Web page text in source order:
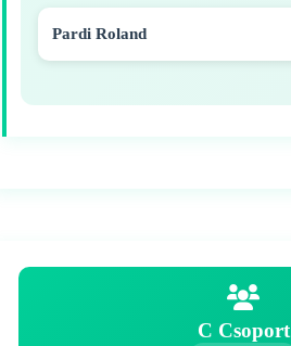
Pardi Roland
C Csoport